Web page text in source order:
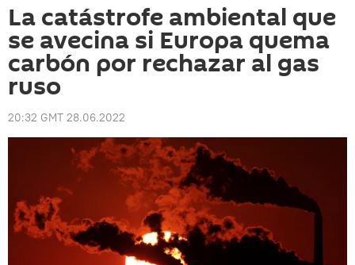
La catástrofe ambiental que
se avecina si Europa quema
carbón por rechazar al gas
ruso
20:32 GMT 28.06.2022